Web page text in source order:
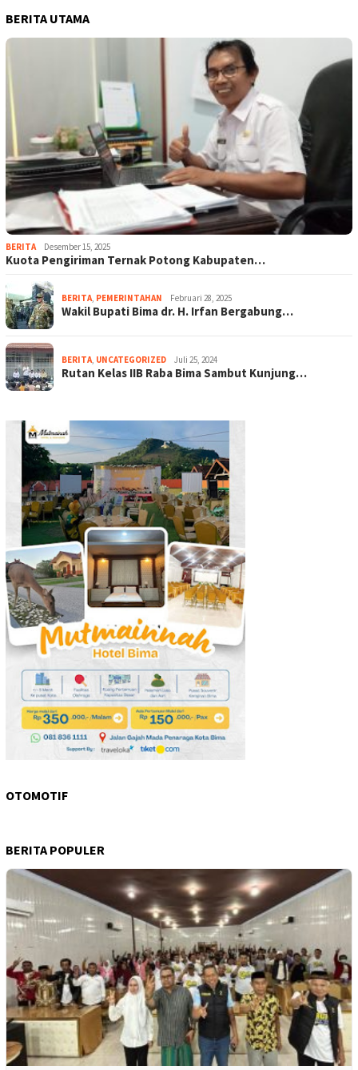
BERITA UTAMA
BERITA Desember 15, 2025
Kuota Pengiriman Ternak Potong Kabupaten…
BERITA, PEMERINTAHAN Februari 28, 2025
Wakil Bupati Bima dr. H. Irfan Bergabung…
BERITA, UNCATEGORIZED Juli 25, 2024
Rutan Kelas IIB Raba Bima Sambut Kunjung…
OTOMOTIF
BERITA POPULER